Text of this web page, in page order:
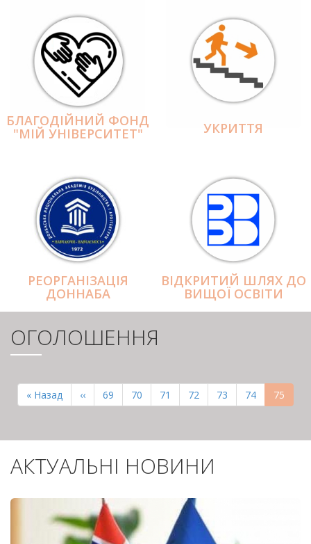
БЛАГОДІЙНИЙ ФОНД
"МІЙ УНІВЕРСИТЕТ" УКРИТТЯ
РЕОРГАНІЗАЦІЯ
ДОННАБА
ВІДКРИТИЙ ШЛЯХ ДО
ВИЩОЇ ОСВІТИ
ОГОЛОШЕННЯ
СТОРІНКИ
Перша
сторінка
« Назад
Попередня
сторінка
‹‹ Page
69 Page
70 Page
71 Page
72 Page
73 Page
74 75
АКТУАЛЬНІ НОВИНИ